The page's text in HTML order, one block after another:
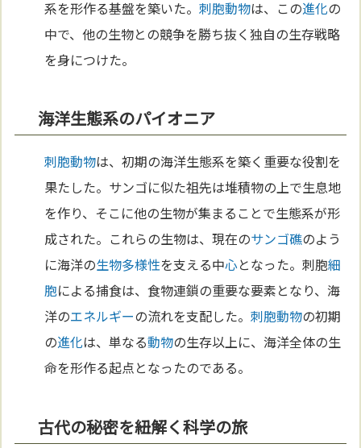
系を形作る基盤を築いた。刺胞動物は、この進化の
中で、他の生物との競争を勝ち抜く独自の生存戦略
を身につけた。
海洋生態系のパイオニア
刺胞動物は、初期の海洋生態系を築く重要な役割を
果たした。サンゴに似た祖先は堆積物の上で生息地
を作り、そこに他の生物が集まることで生態系が形
成された。これらの生物は、現在のサンゴ礁のよう
に海洋の生物多様性を支える中心となった。刺胞細
胞による捕食は、食物連鎖の重要な要素となり、海
洋のエネルギーの流れを支配した。刺胞動物の初期
の進化は、単なる動物の生存以上に、海洋全体の生
命を形作る起点となったのである。
古代の秘密を紐解く科学の旅